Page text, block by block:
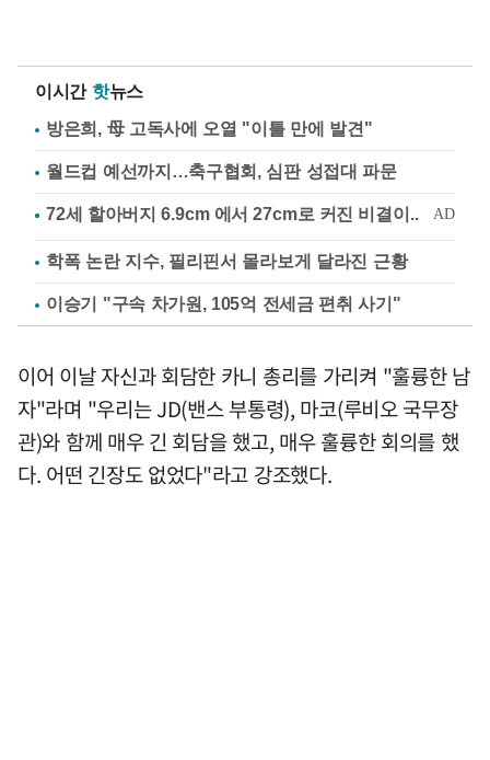
이시간 핫뉴스
방은희, 母 고독사에 오열 "이틀 만에 발견"
월드컵 예선까지…축구협회, 심판 성접대 파문
학폭 논란 지수, 필리핀서 몰라보게 달라진 근황
이승기 "구속 차가원, 105억 전세금 편취 사기"
이어 이날 자신과 회담한 카니 총리를 가리켜 "훌륭한 남
자"라며 "우리는 JD(밴스 부통령), 마코(루비오 국무장
관)와 함께 매우 긴 회담을 했고, 매우 훌륭한 회의를 했
다. 어떤 긴장도 없었다"라고 강조했다.